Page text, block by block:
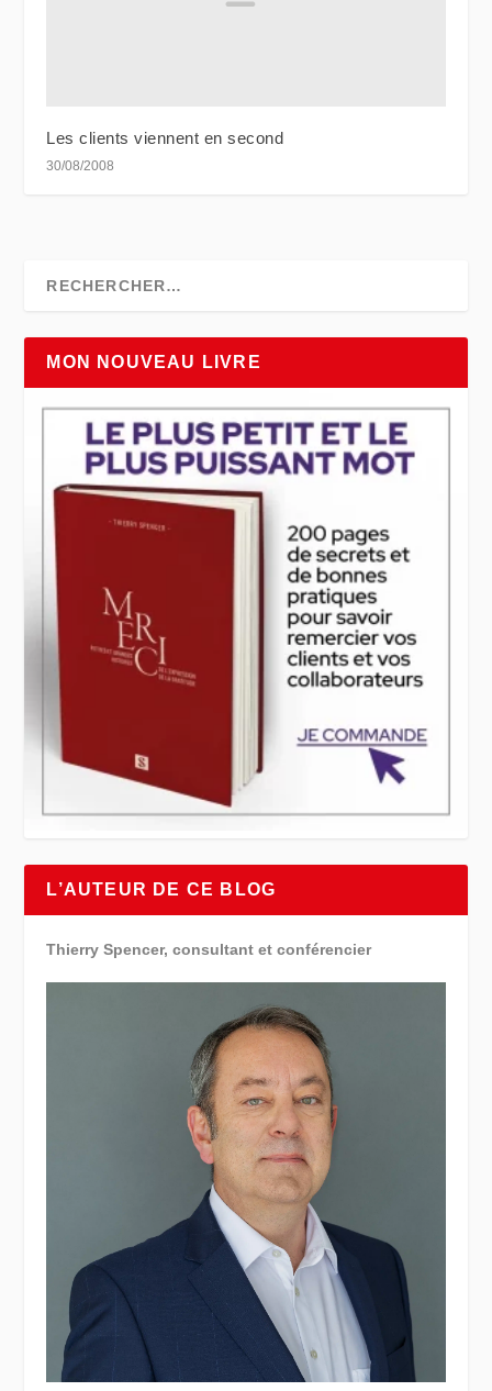
Les clients viennent en second
30/08/2008
MON NOUVEAU LIVRE
L’AUTEUR DE CE BLOG
Thierry Spencer, consultant et conférencier